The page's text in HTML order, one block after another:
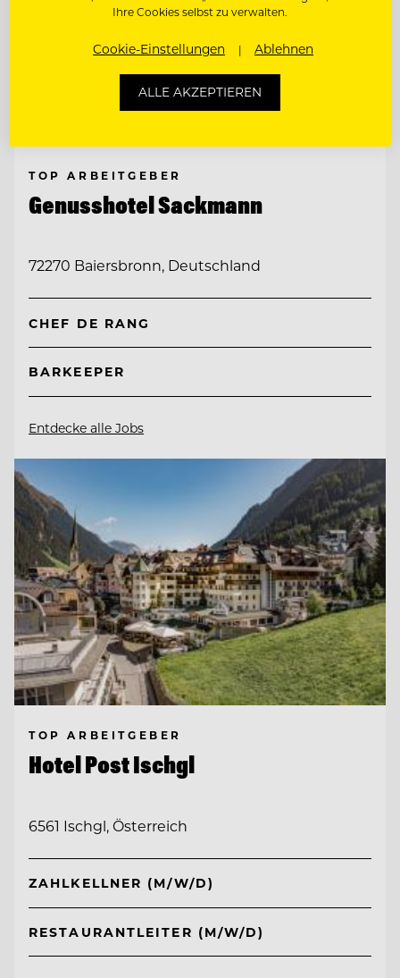
TOP ARBEITGEBER
Genusshotel Sackmann
72270 Baiersbronn, Deutschland
CHEF DE RANG
BARKEEPER
Entdecke alle Jobs
TOP ARBEITGEBER
Hotel Post Ischgl
6561 Ischgl, Österreich
ZAHLKELLNER (M/W/D)
RESTAURANTLEITER (M/W/D)
Ihre Cookies selbst zu verwalten.
Cookie-Einstellungen Ablehnen
ALLE AKZEPTIEREN